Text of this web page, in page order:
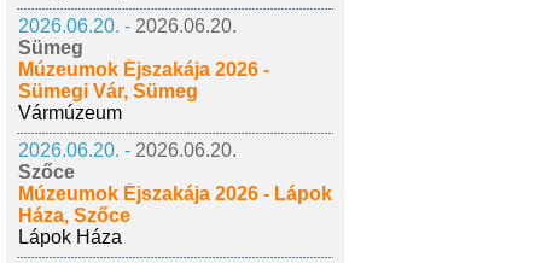
2026.06.20. - 2026.06.20.
Sümeg
Múzeumok Éjszakája 2026 -
Sümegi Vár, Sümeg
Vármúzeum
2026.06.20. - 2026.06.20.
Szőce
Múzeumok Éjszakája 2026 - Lápok
Háza, Szőce
Lápok Háza